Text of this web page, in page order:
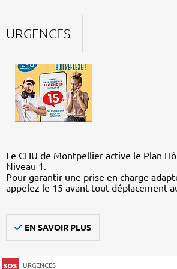
URGENCES
Le CHU de Montpellier active le Plan
Niveau 1.
Pour garantir une prise en charge
appelez le 15 avant tout déplacement
EN SAVOIR PLUS
URGENCES